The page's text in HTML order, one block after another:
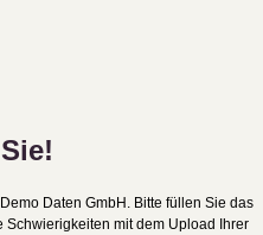
Daten GmbH. Bitte füllen Sie das
mit dem Upload Ihrer